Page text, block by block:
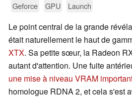
Geforce
GPU Launch
Le point central de la grande
était naturellement le haut de
XTX. Sa petite sœur, la Radeon
autant d'attention. Une fuite
une mise à niveau VRAM
homologue RDNA 2, et cela s'est